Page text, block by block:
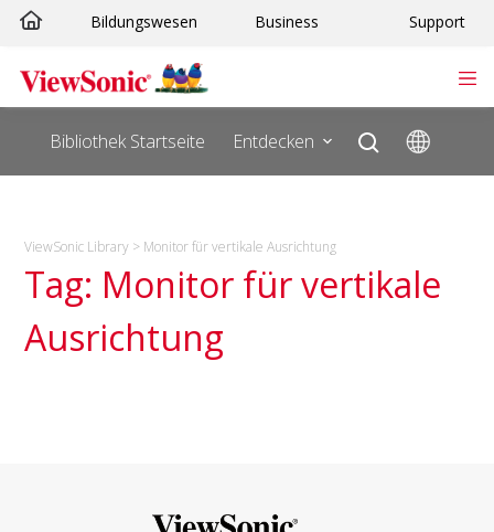
Zum
springen
Bildungswesen Business Support
Bibliothek Startseite Entdecken
ViewSonic Library > Monitor für vertikale Ausrichtung
Tag: Monitor für vertikale
Ausrichtung